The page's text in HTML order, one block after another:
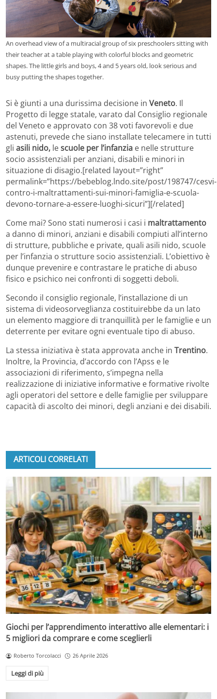
An overhead view of a multiracial group of six preschoolers sitting with
their teacher at a table playing with colorful blocks and geometric
shapes. The little girls and boys, 4 and 5 years old, look serious and
busy putting the shapes together.
Si è giunti a una durissima decisione in Veneto. Il
Progetto di legge statale, varato dal Consiglio regionale
del Veneto e approvato con 38 voti favorevoli e due
astenuti, prevede che siano installate telecamere in tutti
gli asili nido, lescuole per l’infanzia e nelle strutture
socio assistenziali per anziani, disabili e minori in
situazione di disagio.[related layout=”right”
permalink=”https://bebeblog.lndo.site/post/198747/cesvi-
contro-i-maltrattamenti-sui-minori-famiglia-e-scuola-
devono-tornare-a-essere-luoghi-sicuri”][/related]
Come mai? Sono stati numerosi i casi i maltrattamento
a danno di minori, anziani e disabili compiuti all’interno
di strutture, pubbliche e private, quali asili nido, scuole
per l’infanzia o strutture socio assistenziali. L’obiettivo è
dunque prevenire e contrastare le pratiche di abuso
fisico e psichico nei confronti di soggetti deboli.
Secondo il consiglio regionale, l’installazione di un
sistema di videosorveglianza costituirebbe da un lato
un elemento maggiore di tranquillità per le famiglie e un
deterrente per evitare ogni eventuale tipo di abuso.
La stessa iniziativa è stata approvata anche in Trentino.
Inoltre, la Provincia, d’accordo con l’Apss e le
associazioni di riferimento, s’impegna nella
realizzazione di iniziative informative e formative rivolte
agli operatori del settore e delle famiglie per sviluppare
capacità di ascolto dei minori, degli anziani e dei disabili.
ARTICOLI CORRELATI
Giochi per l’apprendimento interattivo alle elementari: i
5 migliori da comprare e come sceglierli
Roberto Torcolacci 26 Aprile 2026
Leggi di più